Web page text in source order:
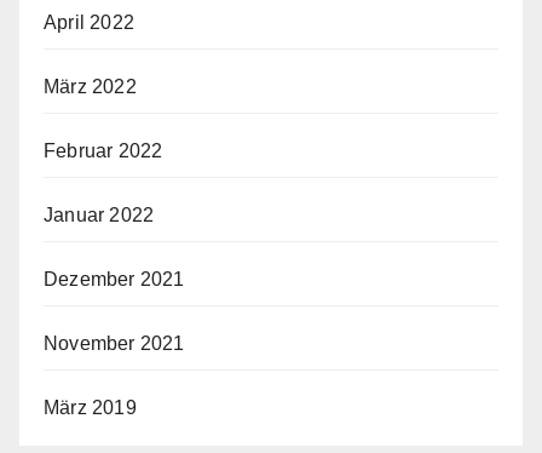
April 2022
März 2022
Februar 2022
Januar 2022
Dezember 2021
November 2021
März 2019